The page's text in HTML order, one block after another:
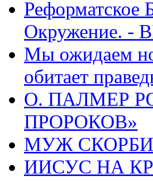
Реформатское
Окружение. -
Мы ожидаем
обитает
О. ПАЛМЕР
ПРОРОКОВ»
МУЖ СКОРБИ
ИИСУС НА